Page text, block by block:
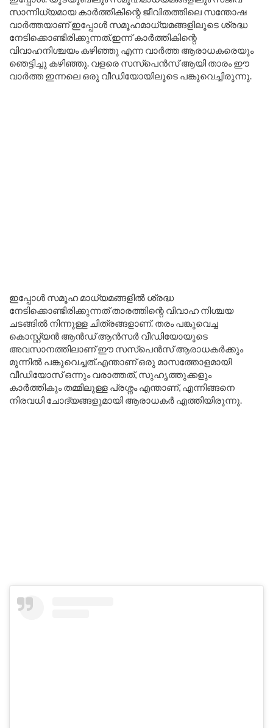
സാന്നിധ്യമായ കാർത്തികിന്റെ ജീവിതത്തിലെ സന്തോഷ
വാർത്തയാണ് ഇപ്പോൾ സമൂഹമാധ്യമങ്ങളിലൂടെ ശ്രദ്ധ
നേടിക്കൊണ്ടിരിക്കുന്നത്.ഇന്ന് കാർത്തികിന്റെ
വിവാഹനിശ്ചയം കഴിഞ്ഞു എന്ന വാർത്ത ആരാധകരെയും
ഞെട്ടിച്ചു കഴിഞ്ഞു. വളരെ സസ്പെൻസ് ആയി താരം ഈ
വാർത്ത ഇന്നലെ ഒരു വീഡിയോയിലൂടെ പങ്കുവെച്ചിരുന്നു.
ഇപ്പോൾ സമൂഹ മാധ്യമങ്ങളിൽ ശ്രദ്ധ
നേടിക്കൊണ്ടിരിക്കുന്നത് താരത്തിന്റെ വിവാഹ നിശ്ചയ
ചടങ്ങിൽ നിന്നുള്ള ചിത്രങ്ങളാണ്. തരം പങ്കുവെച്ച
കൊസ്റ്റ്യൻ ആൻഡ് ആൻസർ വീഡിയോയുടെ
അവസാനത്തിലാണ് ഈ സസ്പെൻസ് ആരാധകർക്കും
മുന്നിൽ പങ്കുവെച്ചത്.എന്താണ് ഒരു മാസത്തോളമായി
വീഡിയോസ് ഒന്നും വരാത്തത്, സുഹൃത്തുക്കളും
കാർത്തികും തമ്മിലുള്ള പ്രശ്നം എന്താണ്, എന്നിങ്ങനെ
നിരവധി ചോദ്യങ്ങളുമായി ആരാധകർ എത്തിയിരുന്നു.